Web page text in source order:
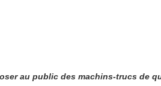
au public des machins-trucs de